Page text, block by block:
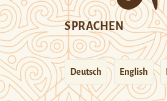
SPRACHEN
Deutsch English